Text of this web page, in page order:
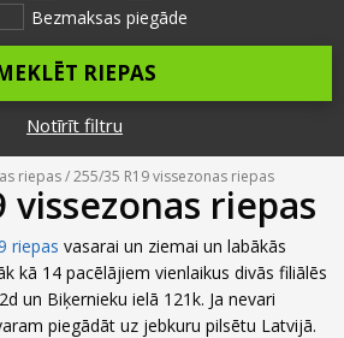
tirdzniecība
programmēšana
Noderīgi
Par mums
Kontakti
Bezmaksas piegāde
RIEPAS
Notīrīt filtru
riepas/ 255/35 R19 vissezonas riepas
vissezonas riepas
riepas vasarai un ziemai un labākās
kā 14 pacēlājiem vienlaikus divās filiālēs
un Biķernieku ielā 121k. Ja nevari
piegādāt uz jebkuru pilsētu Latvijā.